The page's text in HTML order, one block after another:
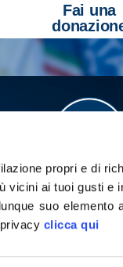
propri e di
vicini ai tuoi gusti e
suo
clicca qui
Fai una
per